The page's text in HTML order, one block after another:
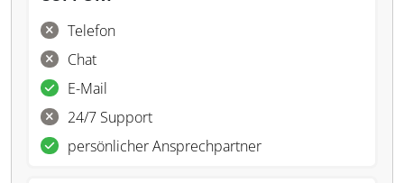
Telefon
Chat
E-Mail
24/7 Support
persönlicher Ansprechpartner